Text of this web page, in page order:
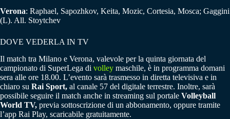
Verona: Raphael, Sapozhkov, Keita, Mozic, Cortesia, Mosca; Gaggini
(L). All. Stoytchev
DOVE VEDERLA IN TV
Il match tra Milano e Verona, valevole per la quinta giornata del
campionato di SuperLega di volley maschile, è in programma domani
sera alle ore 18.00. L’evento sarà trasmesso in diretta televisiva e in
chiaro su Rai Sport, al canale 57 del digitale terrestre. Inoltre, sarà
possibile seguire il match anche in streaming sul portale Volleyball
World TV, previa sottoscrizione di un abbonamento, oppure tramite
l’app Rai Play, scaricabile gratuitamente.